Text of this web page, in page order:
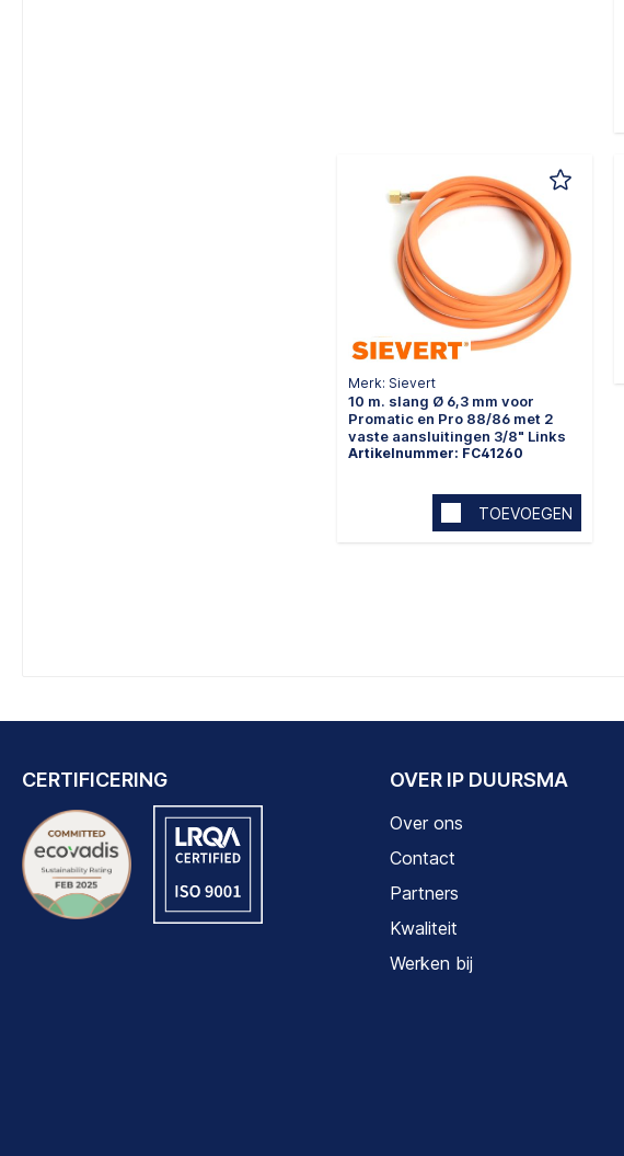
Merk: Sievert
10 m. slang Ø 6,3 mm voor
Promatic en Pro 88/86 met 2
vaste aansluitingen 3/8" Links
Artikelnummer: FC41260
TOEVOEGEN
OVER IP DUURSMA
Over ons
Contact
Partners
Kwaliteit
Werken bij
CERTIFICERING